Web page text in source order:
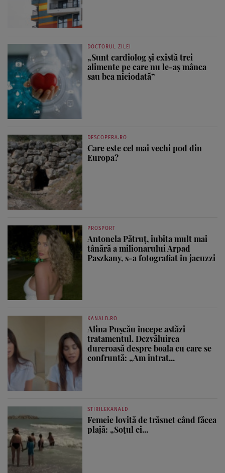
DOCTORUL ZILEI
„Sunt cardiolog și există trei
alimente pe care nu le-aș mânca
sau bea niciodată”
DESCOPERA.RO
Care este cel mai vechi pod din
Europa?
PROSPORT
Antonela Pătruț, iubita mult mai
tânără a milionarului Arpad
Paszkany, s-a fotografiat în jacuzzi
KANALD.RO
Alina Pușcău începe astăzi
tratamentul. Dezvăluirea
dureroasă despre boala cu care se
confruntă: „Am intrat...
STIRILEKANALD
Femeie lovită de trăsnet când făcea
plajă: „Soțul ei...